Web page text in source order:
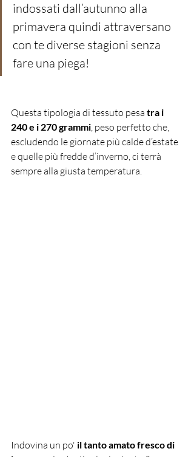
indossati dall’autunno alla
primavera quindi attraversano
con te diverse stagioni senza
fare una piega!
Questa tipologia di tessuto pesa tra i
240 e i 270 grammi, peso perfetto che,
escludendo le giornate più calde d’estate
e quelle più fredde d’inverno, ci terrà
sempre alla giusta temperatura.
Indovina un po' il tanto amato fresco di